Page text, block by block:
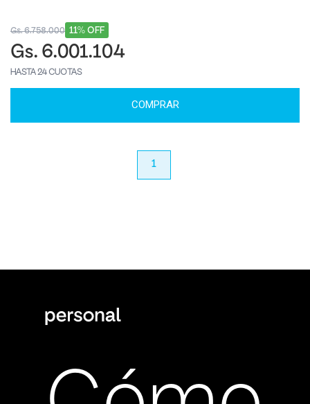
11% OFF
Gs. 6.758.000
Gs. 6.001.104
HASTA 24 CUOTAS
COMPRAR
1